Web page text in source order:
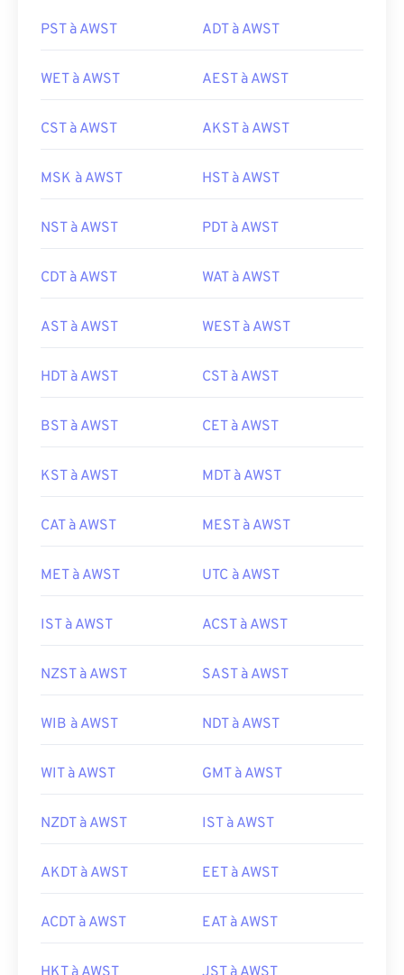
PST à AWST ADT à AWST
WET à AWST AEST à AWST
CST à AWST AKST à AWST
MSK à AWST HST à AWST
NST à AWST PDT à AWST
CDT à AWST WAT à AWST
AST à AWST WEST à AWST
HDT à AWST CST à AWST
BST à AWST CET à AWST
KST à AWST MDT à AWST
CAT à AWST MEST à AWST
MET à AWST UTC à AWST
IST à AWST ACST à AWST
NZST à AWST SAST à AWST
WIB à AWST NDT à AWST
WIT à AWST GMT à AWST
NZDT à AWST IST à AWST
AKDT à AWST EET à AWST
ACDT à AWST EAT à AWST